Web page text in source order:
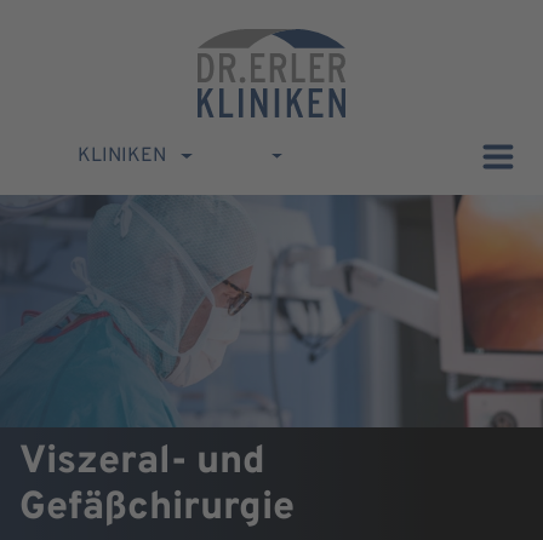
KLINIKEN
Viszeral- und
Gefäßchirurgie